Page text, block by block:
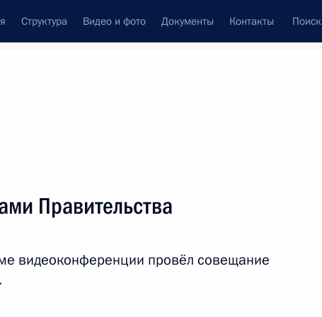
Структура Видео и фото Документы Контакты Поиск
Подписаться на ленту
Правительства
видеоконференции провёл совещание